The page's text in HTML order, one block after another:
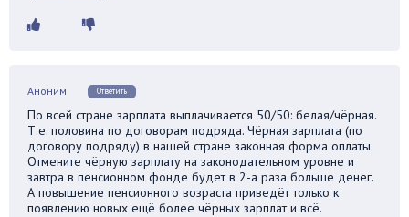
Аноним Ответить
По всей стране зарплата выплачивается 50/50: белая/чёрная.
Т.е. половина по договорам подряда. Чёрная зарплата (по
договору подряду) в нашей стране законная форма оплаты.
Отмените чёрную зарплату на законодательном уровне и
завтра в пенсионном фонде будет в 2-а раза больше денег.
А повышение пенсионного возраста приведёт только к
появлению новых ещё более чёрных зарплат и всё.